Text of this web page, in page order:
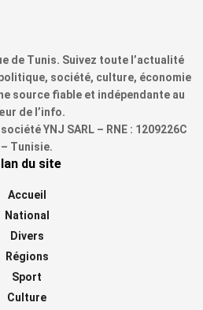
de Tunis. Suivez toute l’actualité
société, culture, économie
source fiable et indépendante au
de l’info.
YNJ SARL – RNE : 1209226C
– Tunisie.
du site
Accueil
National
Divers
Régions
Sport
Culture